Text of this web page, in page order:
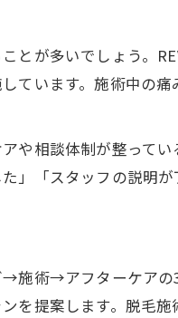
式サロンならではのメ
容ケアを一箇所で実現
箇所で叶うトータル美
毛以外のメニューも充
とが多いでしょう。
ています。施術中の
や相談体制が整って
「スタッフの説明
術→アフターケア
を提案します。脱毛